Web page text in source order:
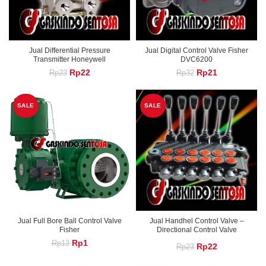
Jual Differential Pressure
Transmitter Honeywell
Rp23 Original
Rp22Current
Jual Digital Control Valve Fisher
DVC6200
Rp32 Original
was:
Rp32.
Rp21
Rp21.
SALE
Jual Full Bore Ball Control Valve
Fisher
Rp13 Original
Rp1
SALE
Jual Handhel Control Valve –
Directional Control Valve
Rp23 Original
Rp22Current